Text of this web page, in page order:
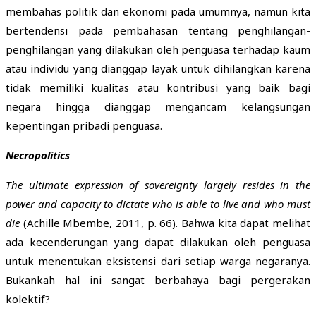
membahas politik dan ekonomi pada umumnya, namun kita
bertendensi pada pembahasan tentang penghilangan-
penghilangan yang dilakukan oleh penguasa terhadap kaum
atau individu yang dianggap layak untuk dihilangkan karena
tidak memiliki kualitas atau kontribusi yang baik bagi
negara hingga dianggap mengancam kelangsungan
kepentingan pribadi penguasa.
Necropolitics
The ultimate expression of sovereignty largely resides in the
power and capacity to dictate who is able to live and who must
die (Achille Mbembe, 2011, p. 66). Bahwa kita dapat melihat
ada kecenderungan yang dapat dilakukan oleh penguasa
untuk menentukan eksistensi dari setiap warga negaranya.
Bukankah hal ini sangat berbahaya bagi pergerakan
kolektif?